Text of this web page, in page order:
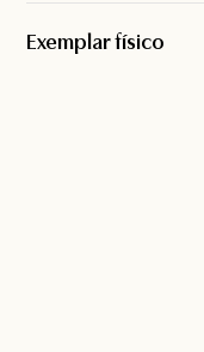
Exemplar físico